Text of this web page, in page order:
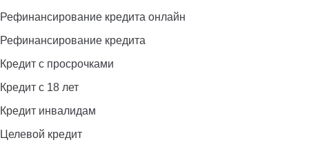
Рефинансирование кредита онлайн
Рефинансирование кредита
Кредит с просрочками
Кредит с 18 лет
Кредит инвалидам
Целевой кредит